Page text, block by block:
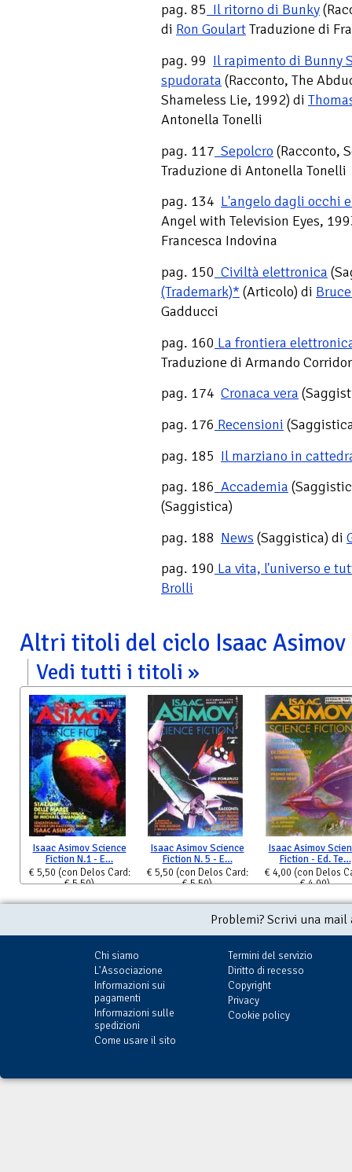
pag. 85 Il ritorno di Bunky
di Ron GoulartTraduzione di
pag. 99 Il rapimento di Bunny
spudorata (Racconto, The
Shameless Lie, 1992) di
Antonella Tonelli
pag. 117 Sepolcro (Racconto,
Traduzione di Antonella Tonelli
pag. 134 L'angelo dagli occhi
Angel with Television Eyes,
Francesca Indovina
pag. 150 Civiltà elettronica
(Trademark)* (Articolo) di
Gadducci
pag. 160 La frontiera
Traduzione di Armando
pag. 174 Cronaca vera
pag. 176 Recensioni
pag. 185 Il marziano in
pag. 186 Accademia
(Saggistica)
pag. 188 News (Saggistica) di
pag. 190 La vita, l'universo e
Brolli
Altri titoli del ciclo Isaac Asimov
Vedi tutti i titoli
Isaac Asimov Science
Fiction N.1 - E…
€ 5,50 (con Delos Card:
€ 5,50)
Isaac Asimov Science
Fiction N. 5 - E…
€ 5,50 (con Delos Card:
€ 5,50)
Isaac Asimov
Fiction - Ed. Te…
€ 4,00 (con Delos
€ 4,00)
Problemi? Scrivi una
Chi siamo
L'Associazione
Informazioni sui
pagamenti
Informazioni sulle
spedizioni
Come usare il sito
Termini del servizio
Diritto di recesso
Copyright
Privacy
Cookie policy